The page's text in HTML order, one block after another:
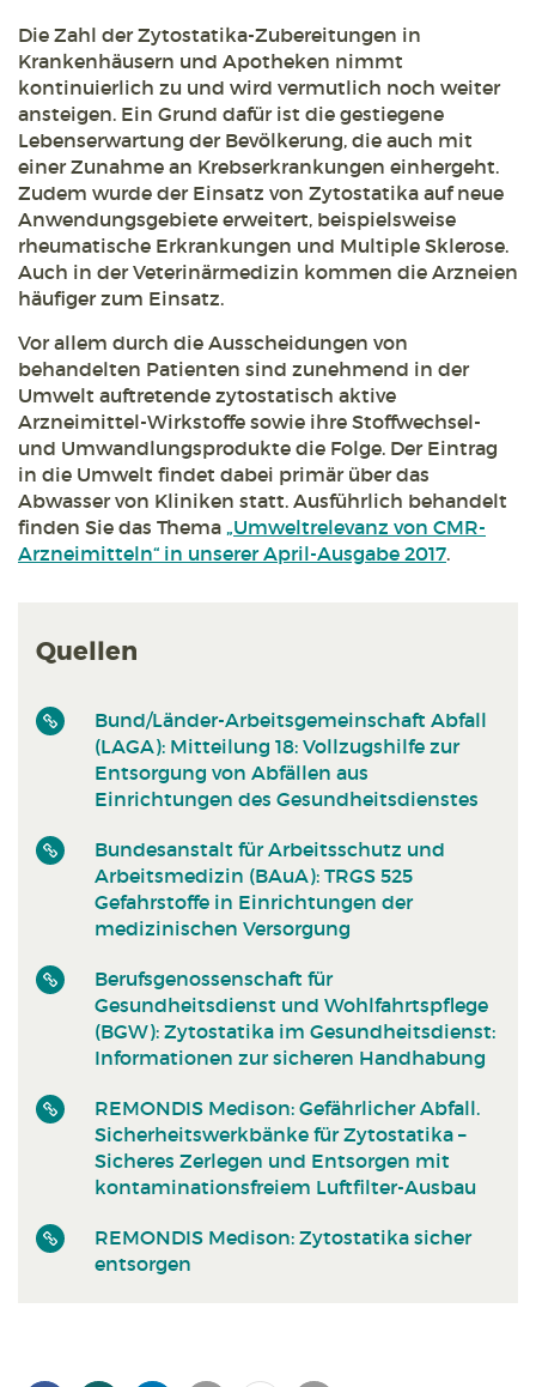
Die Zahl der Zytostatika-Zubereitungen in
Krankenhäusern und Apotheken nimmt
kontinuierlich zu und wird vermutlich noch weiter
ansteigen. Ein Grund dafür ist die gestiegene
Lebenserwartung der Bevölkerung, die auch mit
einer Zunahme an Krebserkrankungen einhergeht.
Zudem wurde der Einsatz von Zytostatika auf neue
Anwendungsgebiete erweitert, beispielsweise
rheumatische Erkrankungen und Multiple Sklerose.
Auch in der Veterinärmedizin kommen die Arzneien
häufiger zum Einsatz.
Vor allem durch die Ausscheidungen von
behandelten Patienten sind zunehmend in der
Umwelt auftretende zytostatisch aktive
Arzneimittel-Wirkstoffe sowie ihre Stoffwechsel-
und Umwandlungsprodukte die Folge. Der Eintrag
in die Umwelt findet dabei primär über das
Abwasser von Kliniken statt. Ausführlich behandelt
finden Sie das Thema „Umweltrelevanz von CMR-
Arzneimitteln“ in unserer April-Ausgabe 2017.
Quellen
Bund/Länder-Arbeitsgemeinschaft Abfall
(LAGA): Mitteilung 18: Vollzugshilfe zur
Entsorgung von Abfällen aus
Einrichtungen des Gesundheitsdienstes
Bundesanstalt für Arbeitsschutz und
Arbeitsmedizin (BAuA): TRGS 525
Gefahrstoffe in Einrichtungen der
medizinischen Versorgung
Berufsgenossenschaft für
Gesundheitsdienst und Wohlfahrtspflege
(BGW): Zytostatika im Gesundheitsdienst:
Informationen zur sicheren Handhabung
REMONDIS Medison: Gefährlicher Abfall.
Sicherheitswerkbänke für Zytostatika –
Sicheres Zerlegen und Entsorgen mit
kontaminationsfreiem Luftfilter-Ausbau
REMONDIS Medison: Zytostatika sicher
entsorgen